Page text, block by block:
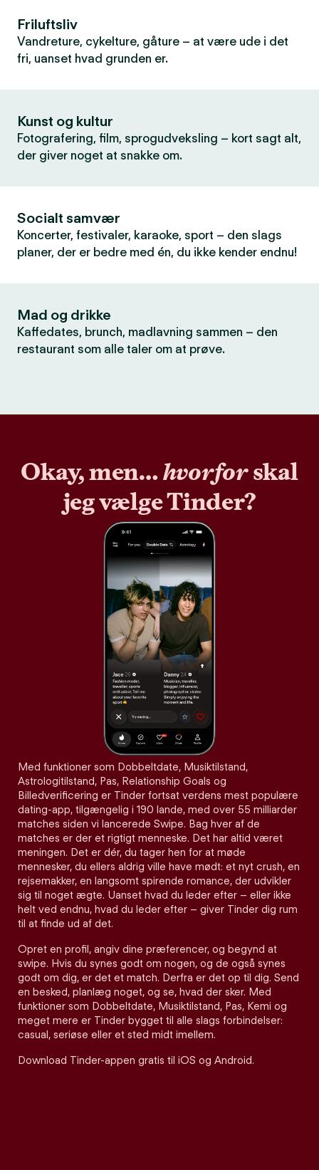
Friluftsliv
Vandreture, cykelture, gåture – at være ude i det
fri, uanset hvad grunden er.
Kunst og kultur
Fotografering, film, sprogudveksling – kort sagt alt,
der giver noget at snakke om.
Socialt samvær
Koncerter, festivaler, karaoke, sport – den slags
planer, der er bedre med én, du ikke kender endnu!
Mad og drikke
Kaffedates, brunch, madlavning sammen – den
restaurant som alle taler om at prøve.
Okay, men…hvorforskal
jeg vælge Tinder?
Med funktioner som Dobbeltdate, Musiktilstand,
Astrologitilstand, Pas, Relationship Goals og
Billedverificering er Tinder fortsat verdens mest populære
dating-app, tilgængelig i 190 lande, med over 55 milliarder
matches siden vi lancerede Swipe. Bag hver af de
matches er der et rigtigt menneske. Det har altid været
meningen. Det er dér, du tager hen for at møde
mennesker, du ellers aldrig ville have mødt: et nyt crush, en
rejsemakker, en langsomt spirende romance, der udvikler
sig til noget ægte. Uanset hvad du leder efter – eller ikke
helt ved endnu, hvad du leder efter – giver Tinder dig rum
til at finde ud af det.
Opret en profil, angiv dine præferencer, og begynd at
swipe. Hvis du synes godt om nogen, og de også synes
godt om dig, er det et match. Derfra er det op til dig. Send
en besked, planlæg noget, og se, hvad der sker. Med
funktioner som Dobbeltdate, Musiktilstand, Pas, Kemi og
meget mere er Tinder bygget til alle slags forbindelser:
casual, seriøse eller et sted midt imellem.
Download Tinder-appen gratis til iOS og Android.